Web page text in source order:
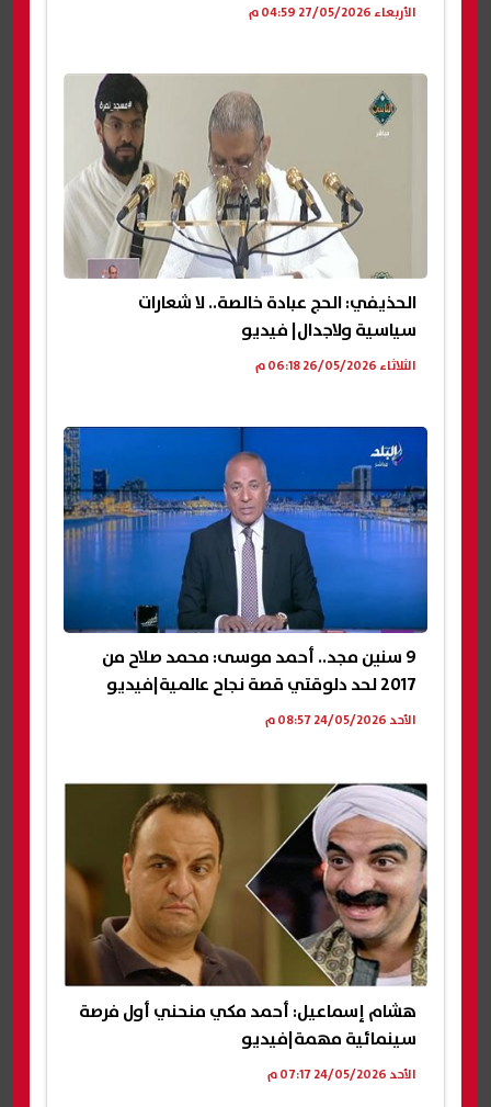
الأربعاء 27/05/2026 04:59 م
الحذيفي: الحج عبادة خالصة.. لا شعارات
سياسية ولاجدال| فيديو
الثلاثاء 26/05/2026 06:18 م
9 سنين مجد.. أحمد موسى: محمد صلاح من
2017 لحد دلوقتي قصة نجاح عالمية|فيديو
الأحد 24/05/2026 08:57 م
هشام إسماعيل: أحمد مكي منحني أول فرصة
سينمائية مهمة|فيديو
الأحد 24/05/2026 07:17 م